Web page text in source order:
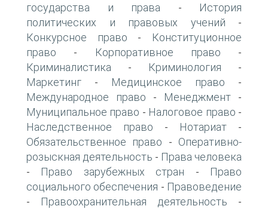
государства и права -
История
политических и правовых учений -
Конкурсное право -
Конституционное
право - Корпоративное право -
Криминалистика - Криминология -
Маркетинг - Медицинское право -
Международное право - Менеджмент -
Муниципальное право - Налоговое право -
Наследственное право - Нотариат -
Обязательственное право - Оперативно-
розыскная деятельность - Права человека
- Право зарубежных стран -
Право
социального обеспечения - Правоведение
- Правоохранительная деятельность -